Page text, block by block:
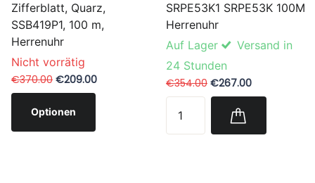
Zifferblatt, Quarz,
SSB419P1, 100 m,
Herrenuhr
Nicht vorrätig
€370.00 €209.00
Optionen
SRPE53K1 SRPE53K 100M
Herrenuhr
Auf Lager
Versand in
24 Stunden
€354.00 €267.00